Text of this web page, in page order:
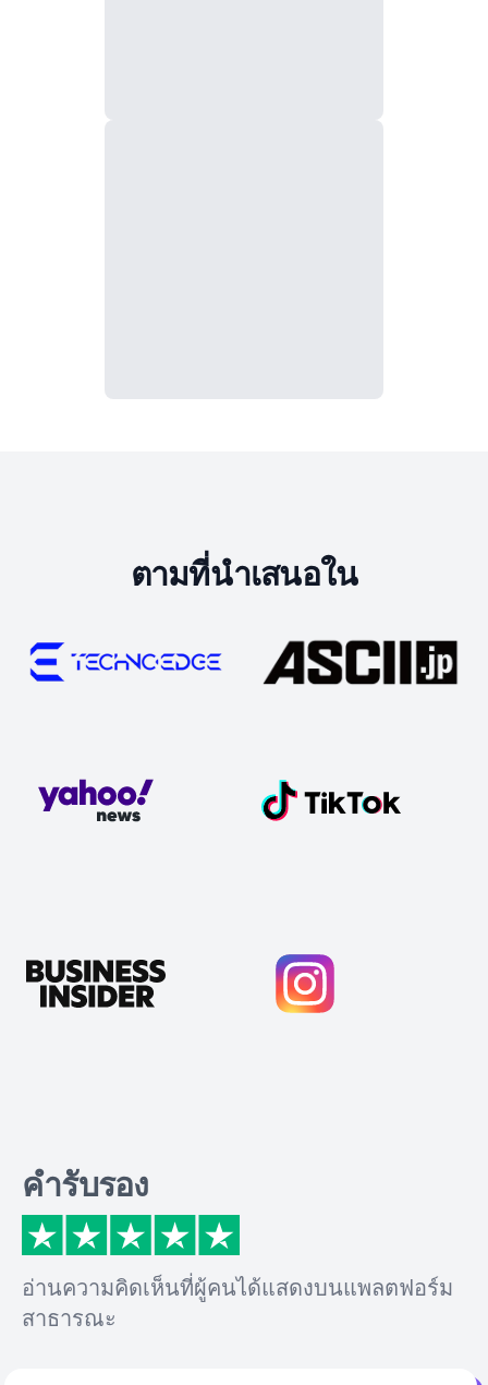
ตามที่นำเสนอใน
คำรับรอง
อ่านความคิดเห็นที่ผู้คนได้แสดงบนแพลตฟอร์ม
สาธารณะ